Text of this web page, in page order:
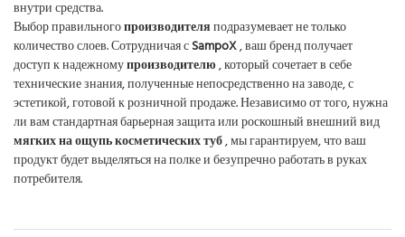
внутри средства.
Выбор правильногопроизводителяподразумевает не только
количество слоев. Сотрудничая сSampoX, ваш бренд получает
доступ к надежномупроизводителю, который сочетает в себе
технические знания, полученные непосредственно на заводе, с
эстетикой, готовой к розничной продаже. Независимо от того, нужна
ли вам стандартная барьерная защита или роскошный внешний вид
мягких на ощупь косметических туб, мы гарантируем, что ваш
продукт будет выделяться на полке и безупречно работать в руках
потребителя.